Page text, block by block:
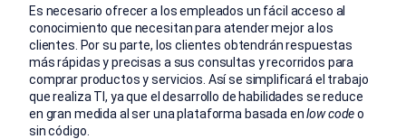
Es necesario ofrecer a los empleados un fácil acceso al
conocimiento que necesitan para atender mejor a los
clientes. Por su parte, los clientes obtendrán respuestas
más rápidas y precisas a sus consultas y recorridos para
comprar productos y servicios. Así se simplificará el trabajo
que realiza TI, ya que el desarrollo de habilidades se reduce
en gran medida al ser una plataforma basada enlow codeo
sin código.